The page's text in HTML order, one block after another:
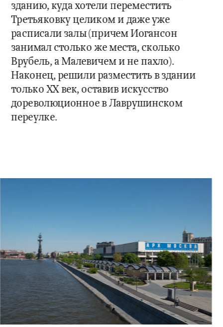
зданию, куда хотели переместить
Третьяковку целиком и даже уже
расписали залы (причем Иогансон
занимал столько же места, сколько
Врубель, а Малевичем и не пахло).
Наконец, решили разместить в здании
только ХХ век, оставив искусство
дореволюционное в Лаврушинском
переулке.